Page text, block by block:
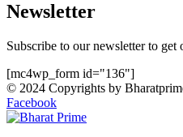
Newsletter
Subscribe to our newsletter to get
[mc4wp_form id="136"]
© 2024 Copyrights by
Facebook